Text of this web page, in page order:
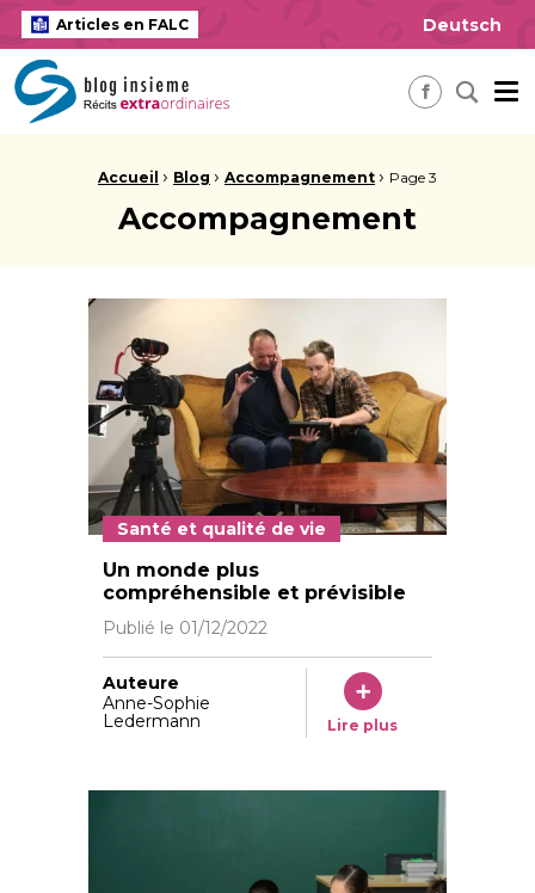
Articles en FALC Deutsch
insieme Blog Alles ausser gewöhnlich
Facebook
Fil d'Ariane :Accueil › Blog › Accompagnement › Page 3
Accompagnement
L’éducateur explique comment se déroulera la
Santé et qualité de vie
Un monde plus
compréhensible et prévisible
Publié le 01/12/2022
Auteure
Anne-Sophie
Ledermann
Lire plus